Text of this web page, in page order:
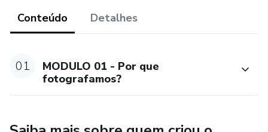
Conteúdo Detalhes
01
MODULO 01 - Por que
fotografamos?